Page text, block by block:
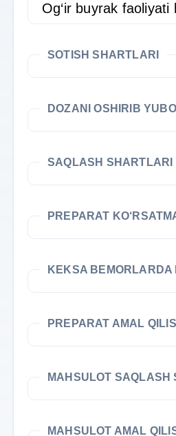
Og‘ir buyrak
SOTISH SHARTLARI
DOZANI OSHIRIB
SAQLASH SHARTLARI
PREPARAT
KEKSA BEMORLARDA
PREPARAT AMAL
MAHSULOT SAQLASH
MAHSULOT AMAL